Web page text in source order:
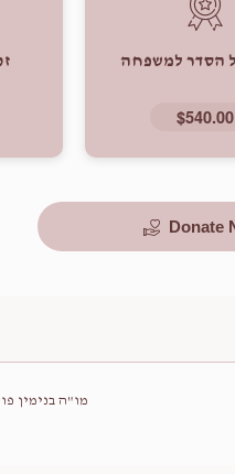
הסדר למשפחה
$540.00
Donate
מו"ה בנימין